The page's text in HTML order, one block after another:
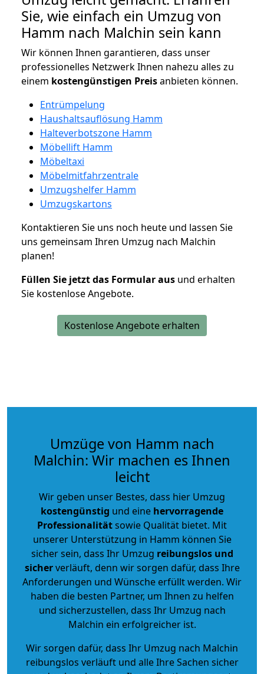
Sie, wie einfach ein Umzug von
Hamm nach Malchin sein kann
Wir können Ihnen garantieren, dass unser
professionelles Netzwerk Ihnen nahezu alles zu
einem kostengünstigen Preisanbieten können.
Entrümpelung
Haushaltsauflösung Hamm
Halteverbotszone Hamm
Möbellift Hamm
Möbeltaxi
Möbelmitfahrzentrale
Umzugshelfer Hamm
Umzugskartons
Kontaktieren Sie uns noch heute und lassen Sie
uns gemeinsam Ihren Umzug nach Malchin
planen!
Füllen Sie jetzt das Formular aus und erhalten
Sie kostenlose Angebote.
Kostenlose Angebote erhalten
Umzüge von Hamm nach
Malchin: Wir machen es Ihnen
leicht
Wir geben unser Bestes, dass hier Umzug
kostengünstig und eine hervorragende
Professionalitätsowie Qualität bietet. Mit
unserer Unterstützung in Hamm können Sie
sicher sein, dass Ihr Umzug reibungslos und
sicherverläuft, denn wir sorgen dafür, dass Ihre
Anforderungen und Wünsche erfüllt werden. Wir
haben die besten Partner, um Ihnen zu helfen
und sicherzustellen, dass Ihr Umzug nach
Malchin ein erfolgreicher ist.
Wir sorgen dafür, dass Ihr Umzug nach Malchin
reibungslos verläuft und alle Ihre Sachen sicher